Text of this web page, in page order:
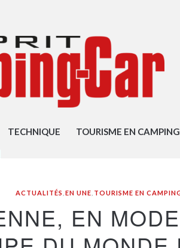
TECHNIQUE TOURISME EN
ACTUALITÉS EN UNE TOURISME EN
EN